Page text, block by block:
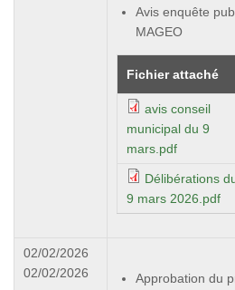
Avis enquête
MAGEO
Fichier attaché
avis conseil
municipal du 9
mars.pdf
Délibérations
9 mars 2026.pdf
02/02/2026
02/02/2026
Approbation du